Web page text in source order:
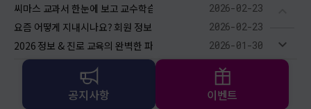
씨마스 교과서 한눈에 보고 교수학습지원자료 통합 다운로드 받자!
2026-02-23
요즘 어떻게 지내시나요? 회원 정보 변경 캠페인! 2026-02-23
2026 정보 & 진로 교육의 완벽한 파트너! 교과 연계 도서 안내
2026-01-30
2026 씨마스 도서목록 2026-01-29
2022 개정 교육과정에 따른 최소 성취수준 보장지도 자료 배포 안내
2025-03-18
씨마스랑 친해지길 바라~ 회원 정보 변경 캠페인! 2025-01-03
공지사항 이벤트